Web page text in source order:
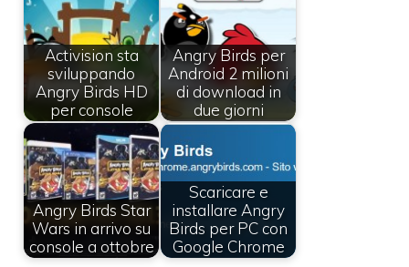
Activision sta
sviluppando
Angry Birds HD
per console
Angry Birds per
Android 2 milioni
di download in
due giorni
Angry Birds Star
Wars in arrivo su
console a ottobre
Scaricare e
installare Angry
Birds per PC con
Google Chrome